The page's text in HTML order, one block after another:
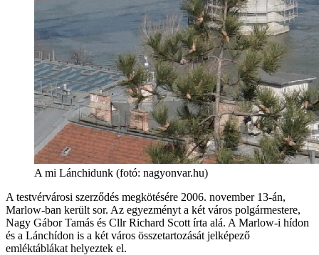
A mi Lánchidunk (fotó: nagyonvar.hu)
A testvérvárosi szerződés megkötésére 2006. november 13-án,
Marlow-ban került sor. Az egyezményt a két város polgármestere,
Nagy Gábor Tamás és Cllr Richard Scott írta alá. A Marlow-i hídon
és a Lánchídon is a két város összetartozását jelképező
emléktáblákat helyeztek el.